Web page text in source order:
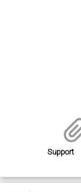
Support